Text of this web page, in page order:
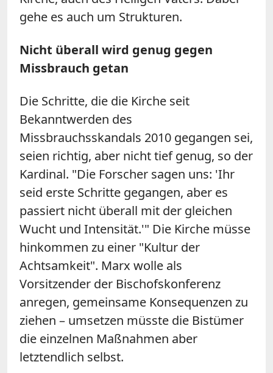
gehe es auch um Strukturen.
Nicht überall wird genug gegen
Missbrauch getan
Die Schritte, die die Kirche seit
Bekanntwerden des
Missbrauchsskandals 2010 gegangen sei,
seien richtig, aber nicht tief genug, so der
Kardinal. "Die Forscher sagen uns: 'Ihr
seid erste Schritte gegangen, aber es
passiert nicht überall mit der gleichen
Wucht und Intensität.'" Die Kirche müsse
hinkommen zu einer "Kultur der
Achtsamkeit". Marx wolle als
Vorsitzender der Bischofskonferenz
anregen, gemeinsame Konsequenzen zu
ziehen – umsetzen müsste die Bistümer
die einzelnen Maßnahmen aber
letztendlich selbst.